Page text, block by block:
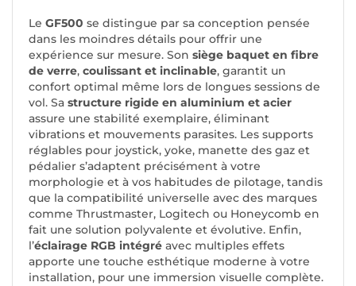
Le GF500 se distingue par sa conception pensée
dans les moindres détails pour offrir une
expérience sur mesure. Son siège baquet en fibre
de verre, coulissant et inclinable, garantit un
confort optimal même lors de longues sessions de
vol. Sa structure rigide en aluminium et acier
assure une stabilité exemplaire, éliminant
vibrations et mouvements parasites. Les supports
réglables pour joystick, yoke, manette des gaz et
pédalier s’adaptent précisément à votre
morphologie et à vos habitudes de pilotage, tandis
que la compatibilité universelle avec des marques
comme Thrustmaster, Logitech ou Honeycomb en
fait une solution polyvalente et évolutive. Enfin,
l’éclairage RGB intégré avec multiples effets
apporte une touche esthétique moderne à votre
installation, pour une immersion visuelle complète.